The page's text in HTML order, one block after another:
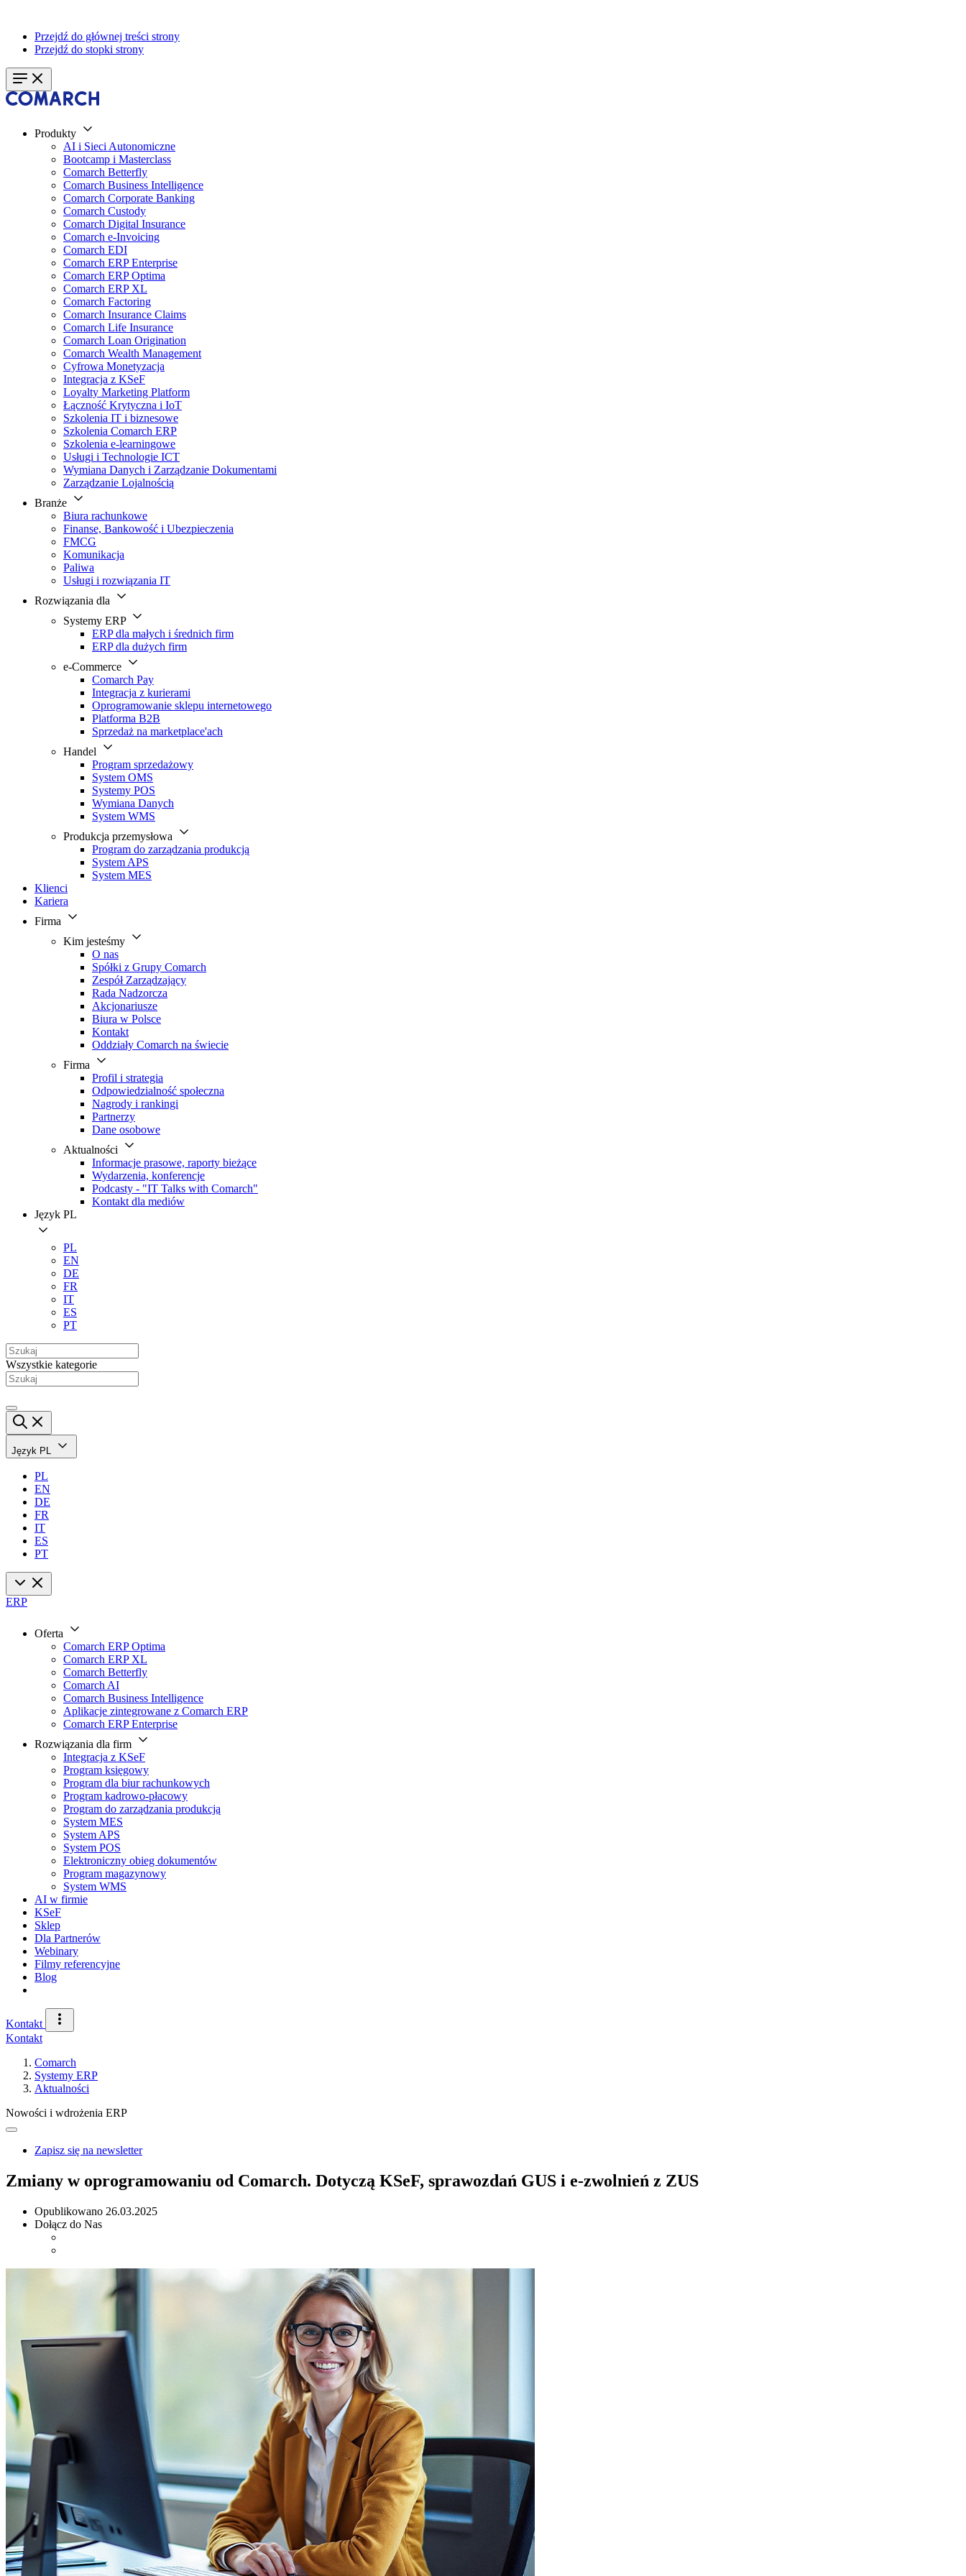
Przejdź do głównej treści strony
Przejdź do stopki strony
Produkty
AI i Sieci Autonomiczne
Bootcamp i Masterclass
Comarch Betterfly
Comarch Business Intelligence
Comarch Corporate Banking
Comarch Custody
Comarch Digital Insurance
Comarch e-Invoicing
Comarch EDI
Comarch ERP Enterprise
Comarch ERP Optima
Comarch ERP XL
Comarch Factoring
Comarch Insurance Claims
Comarch Life Insurance
Comarch Loan Origination
Comarch Wealth Management
Cyfrowa Monetyzacja
Integracja z KSeF
Loyalty Marketing Platform
Łączność Krytyczna i IoT
Szkolenia IT i biznesowe
Szkolenia Comarch ERP
Szkolenia e-learningowe
Usługi i Technologie ICT
Wymiana Danych i Zarządzanie Dokumentami
Zarządzanie Lojalnością
Branże
Biura rachunkowe
Finanse, Bankowość i Ubezpieczenia
FMCG
Komunikacja
Paliwa
Usługi i rozwiązania IT
Rozwiązania dla
Systemy ERP
ERP dla małych i średnich firm
ERP dla dużych firm
e-Commerce
Comarch Pay
Integracja z kurierami
Oprogramowanie sklepu internetowego
Platforma B2B
Sprzedaż na marketplace'ach
Handel
Program sprzedażowy
System OMS
Systemy POS
Wymiana Danych
System WMS
Produkcja przemysłowa
Program do zarządzania produkcją
System APS
System MES
Klienci
Kariera
Firma
Kim jesteśmy
O nas
Spółki z Grupy Comarch
Zespół Zarządzający
Rada Nadzorcza
Akcjonariusze
Biura w Polsce
Kontakt
Oddziały Comarch na świecie
Firma
Profil i strategia
Odpowiedzialność społeczna
Nagrody i rankingi
Partnerzy
Dane osobowe
Aktualności
Informacje prasowe, raporty bieżące
Wydarzenia, konferencje
Podcasty - "IT Talks with Comarch"
Kontakt dla mediów
Język PL
PL
EN
DE
FR
IT
ES
PT
Wszystkie kategorie
Język PL
PL
EN
DE
FR
IT
ES
PT
ERP
Oferta
Comarch ERP Optima
Comarch ERP XL
Comarch Betterfly
Comarch AI
Comarch Business Intelligence
Aplikacje zintegrowane z Comarch ERP
Comarch ERP Enterprise
Rozwiązania dla firm
Integracja z KSeF
Program księgowy
Program dla biur rachunkowych
Program kadrowo-płacowy
Program do zarządzania produkcją
System MES
System APS
System POS
Elektroniczny obieg dokumentów
Program magazynowy
System WMS
AI w firmie
KSeF
Sklep
Dla Partnerów
Webinary
Filmy referencyjne
Blog
Kontakt
Kontakt
Comarch
Systemy ERP
Aktualności
Nowości i wdrożenia ERP
Zapisz się na newsletter
Zmiany w oprogramowaniu od Comarch. Dotyczą KSeF, sprawozdań GUS i e-zwolnień z ZUS
Opublikowano 26.03.2025
Dołącz do Nas